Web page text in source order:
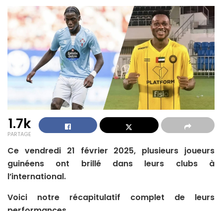
1.7k
PARTAGE
Ce vendredi 21 février 2025, plusieurs joueurs
guinéens ont brillé dans leurs clubs à
l’international.
Voici notre récapitulatif complet de leurs